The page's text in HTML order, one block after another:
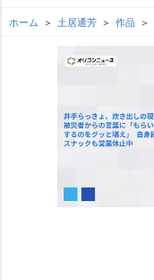
ホーム 土居通芳 作品